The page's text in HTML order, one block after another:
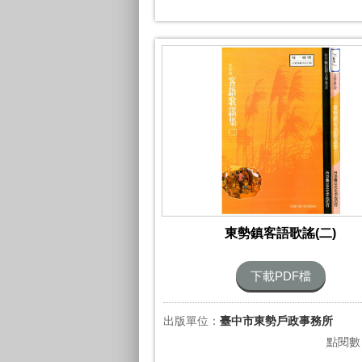
東勢鎮客語歌謠(二)
下載PDF檔
出版單位： 臺中市東勢戶政事務所
點閱數